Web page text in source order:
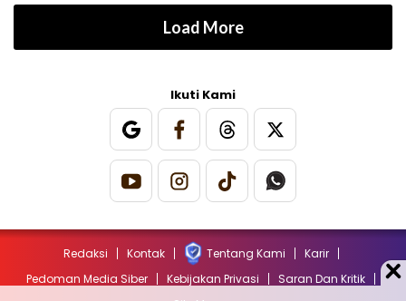
Load More
Ikuti Kami
Redaksi Kontak Tentang Kami
Karir
Pedoman Media Siber
Kebijakan Privasi
Saran Dan Kritik